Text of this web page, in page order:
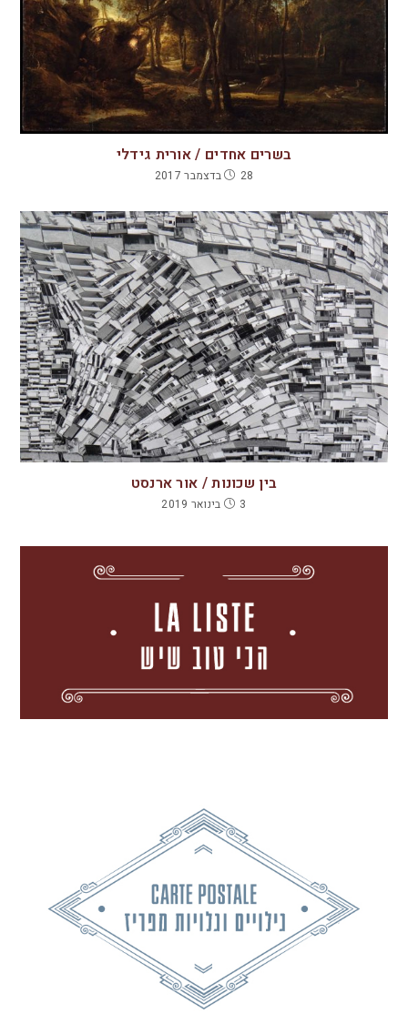
בשרים אחדים / אורית גידלי
28 בדצמבר 2017
בין שכונות / אור ארנסט
3 בינואר 2019